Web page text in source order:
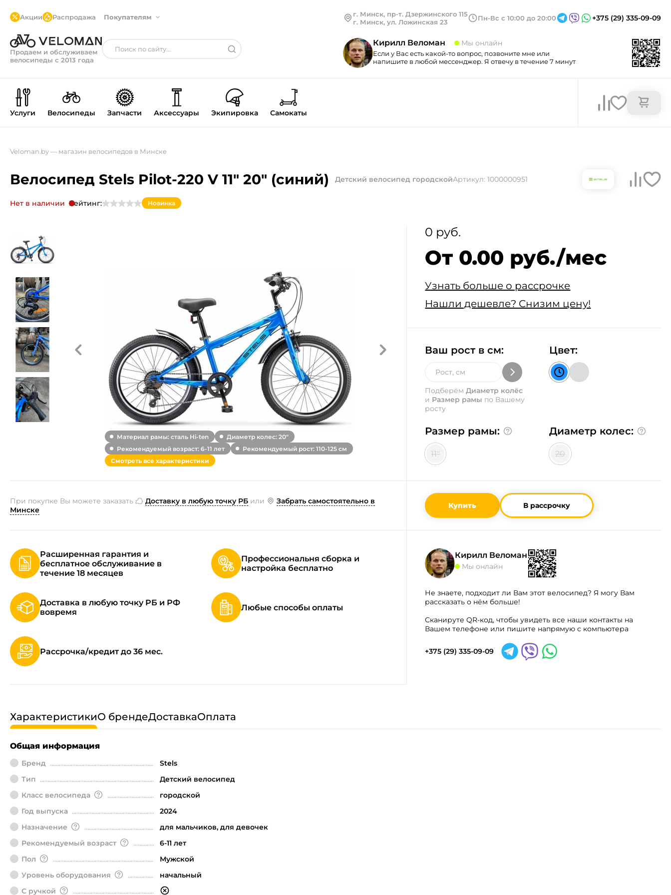
Акции Распродажа Покупателям
Продаем и обслуживаем
велосипеды с 2013 года
г. Минск, пр-т. Дзержинского 115
г. Минск, ул. Ложинская 23
Пн-Вс с 10:00 до 20:00 +375 (29) 335-09-09
Кирилл Веломан Мы онлайн
Если у Вас есть какой-то вопрос, позвоните мне или
напишите в любой мессенджер. Я отвечу в течение 7 минут
Услуги Велосипеды Запчасти Аксессуары Экипировка Самокаты
Veloman.by — магазин велосипедов в Минске
Велосипед Stels Pilot-220 V 11" 20" (синий) Детский велосипед городскойАртикул: 1000000951
Нет в наличии Рейтинг: Новинка
Материал рамы: сталь Hi-ten
Диаметр колес: 20"
Рекомендуемый возраст: 6-11 лет
Рекомендуемый рост: 110-125 см
Смотреть все характеристики
0 руб.
От 0.00 руб./мес
Узнать больше о рассрочке
Нашли дешевле? Снизим цену!
Ваш рост в см:
ПодберёмДиаметр колёс
и Размер рамы по Вашему
росту
Цвет:
Размер рамы:
11"
Диаметр колес:
20
При покупке Вы можете заказать Доставку в любую точку РБ или
Забрать самостоятельно в
Минске
Купить В рассрочку
Расширенная гарантия и
бесплатное обслуживание в
течение 18 месяцев
Профессиональня сборка и
настройка бесплатно
Доставка в любую точку РБ и РФ
вовремя
Любые способы оплаты
Рассрочка/кредит до 36 мес.
Кирилл Веломан
Мы онлайн
Не знаете, подходит ли Вам этот велосипед? Я могу Вам
рассказать о нём больше!
Сканируте QR-код, чтобы увидеть все наши контакты на
Вашем телефоне или пишите напрямую с компьютера
+375 (29) 335-09-09
ХарактеристикиО брендеДоставкаОплата
Общая информация
Бренд
Stels
Тип
Детский велосипед
Класс велосипеда
городской
Год выпуска
2024
Назначение
для мальчиков, для девочек
Рекомендуемый возраст
6-11 лет
Пол
Мужской
Уровень оборудования
начальный
С ручкой